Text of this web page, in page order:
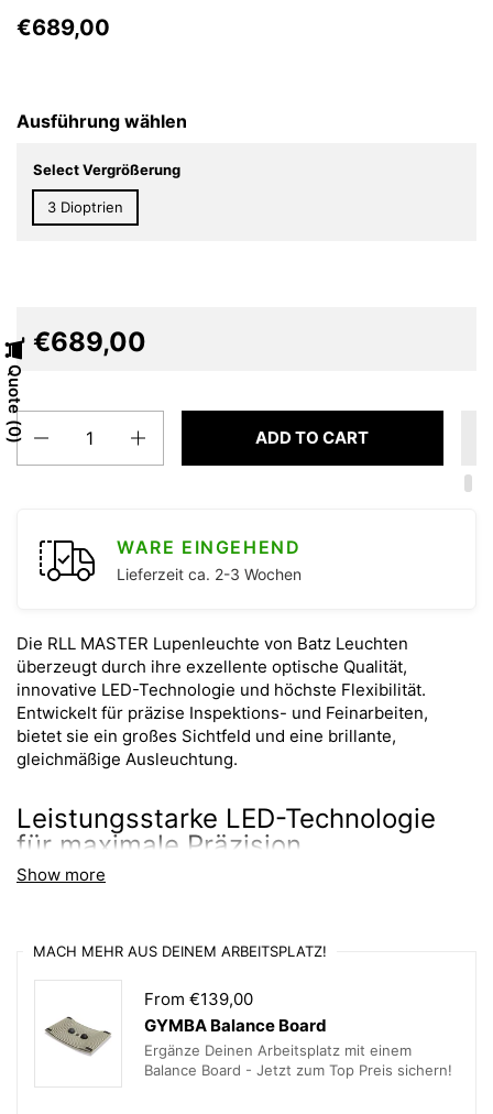
€689,00
Ausführung wählen
Select Vergrößerung
3 Dioptrien
€689,00
Quantity
ADD TO CART
WARE EINGEHEND
Lieferzeit ca. 2-3 Wochen
Show more
Die RLL MASTER Lupenleuchte von Batz Leuchten
überzeugt durch ihre exzellente optische Qualität,
innovative LED-Technologie und höchste Flexibilität.
Entwickelt für präzise Inspektions- und Feinarbeiten,
bietet sie ein großes Sichtfeld und eine brillante,
gleichmäßige Ausleuchtung.
Leistungsstarke LED-Technologie
für maximale Präzision
✔ 48 ringförmig angeordnete LEDs für eine homogene
Anpassung der Lichtverhältnisse
✔ CRI > 90 für eine tageslichtähnliche Farbwiedergabe –
ideal für anspruchsvolle Sehaufgaben
✔ Seitenbeleuchtung, Schräglicht und vollständige
Ausleuchtung für optimale Kontrasterkennung
MACH MEHR AUS DEINEM ARBEITSPLATZ!
From €139,00
GYMBA Balance Board
Ergänze Deinen Arbeitsplatz mit einem
Balance Board - Jetzt zum Top Preis sichern!
Quote
0